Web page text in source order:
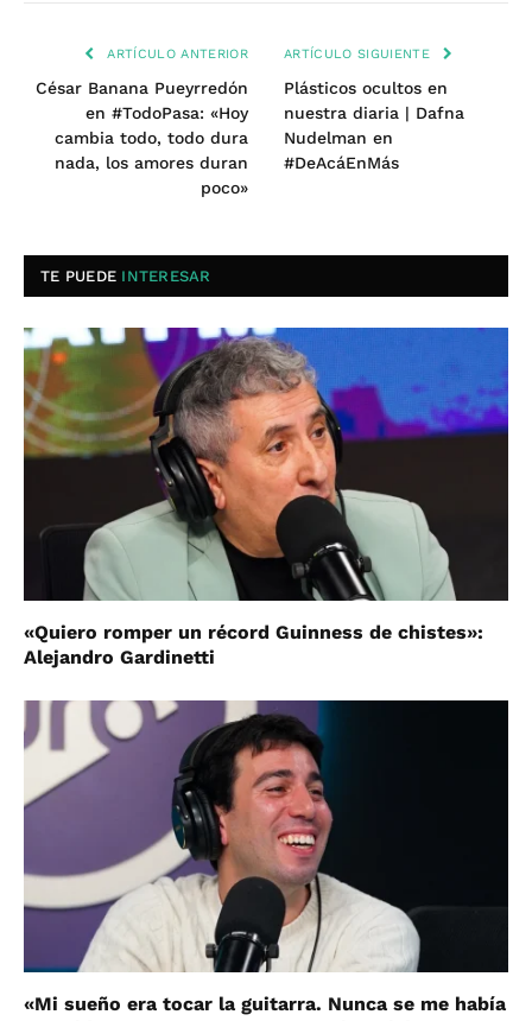
ARTÍCULO ANTERIOR
César Banana Pueyrredón
en #TodoPasa: «Hoy
cambia todo, todo dura
nada, los amores duran
poco»
ARTÍCULO SIGUIENTE
Plásticos ocultos en
nuestra diaria | Dafna
Nudelman en
#DeAcáEnMás
TE PUEDE INTERESAR
«Quiero romper un récord Guinness de chistes»:
Alejandro Gardinetti
«Mi sueño era tocar la guitarra. Nunca se me había